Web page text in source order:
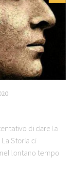
di dare la
Storia ci
lontano tempo